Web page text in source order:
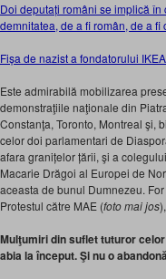
Doi deputați români se implică
demnitatea, de a fi român, de a
Fișa de nazist a fondatorului
Este admirabilă mobilizarea
demonstraţiile naţionale din
Constanţa, Toronto, Montreal şi,
celor doi parlamentari de
afara granițelor țării, şi a
Macarie Drăgoi al Europei de
aceasta de bunul Dumnezeu.
Protestul către MAE (foto mai jos
Mulţumiri din suflet tuturor
abia la început. Şi nu o